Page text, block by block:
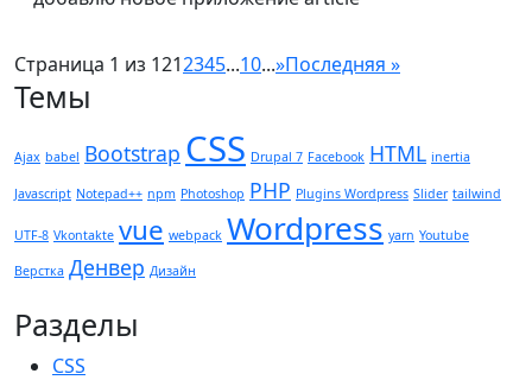
Страница 1 из 1212345...10...»Последняя »
Темы
Ajax babel Bootstrap CSS Drupal 7 Facebook HTML inertia
Javascript Notepad++ npm Photoshop PHP Plugins Wordpress Slider tailwind
UTF-8 Vkontakte vue webpack Wordpress yarn Youtube
Верстка Денвер Дизайн
Разделы
CSS